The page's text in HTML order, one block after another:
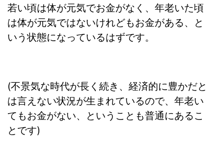
若い頃は体が元気でお金がなく、年老いた頃
は体が元気ではないけれどもお金がある、と
いう状態になっているはずです。
(不景気な時代が長く続き、経済的に豊かだと
は言えない状況が生まれているので、年老い
てもお金がない、ということも普通にあるこ
とです)